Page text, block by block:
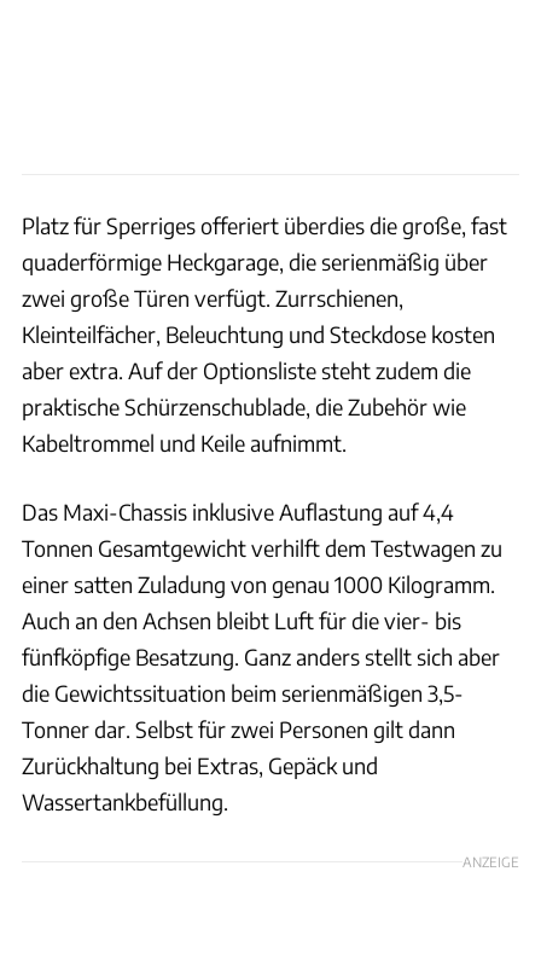
Platz für Sperriges offeriert überdies die große, fast
quaderförmige Heckgarage, die serienmäßig über
zwei große Türen verfügt. Zurrschienen,
Kleinteilfächer, Beleuchtung und Steckdose kosten
aber extra. Auf der Optionsliste steht zudem die
praktische Schürzenschublade, die Zubehör wie
Kabeltrommel und Keile aufnimmt.
Das Maxi-Chassis inklusive Auflastung auf 4,4
Tonnen Gesamtgewicht verhilft dem Testwagen zu
einer satten Zuladung von genau 1000 Kilogramm.
Auch an den Achsen bleibt Luft für die vier- bis
fünfköpfige Besatzung. Ganz anders stellt sich aber
die Gewichtssituation beim serienmäßigen 3,5-
Tonner dar. Selbst für zwei Personen gilt dann
Zurückhaltung bei Extras, Gepäck und
Wassertankbefüllung.
ANZEIGE